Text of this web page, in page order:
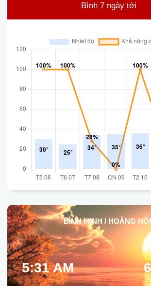
Bình 7 ngày tới
BÌNH MINH / HOÀNG
5:31 AM